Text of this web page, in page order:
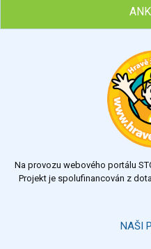
Hubněte s podporou
Chcete poradit s hubnutím?
Výsledky
Na provozu webového portálu
Projekt je spolufinancován z
NAŠI